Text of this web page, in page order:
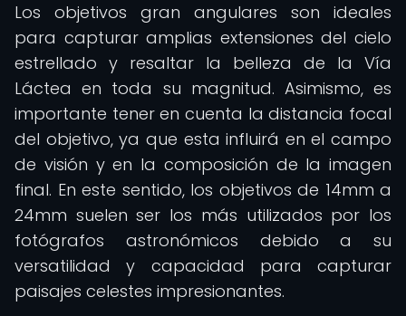
Los objetivos gran angulares son ideales
para capturar amplias extensiones del cielo
estrellado y resaltar la belleza de la Vía
Láctea en toda su magnitud. Asimismo, es
importante tener en cuenta la distancia focal
del objetivo, ya que esta influirá en el campo
de visión y en la composición de la imagen
final. En este sentido, los objetivos de 14mm a
24mm suelen ser los más utilizados por los
fotógrafos astronómicos debido a su
versatilidad y capacidad para capturar
paisajes celestes impresionantes.